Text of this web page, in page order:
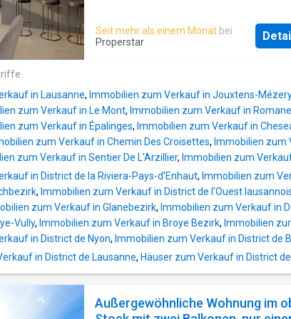
Komfort und Energieeffizienz
mit Photovoltaik-Paneelen und einem
Holzfassade, die so gestaltet wurde,
in die umliegende Landschaft einfügt,
Vegetation bepflanzt werden, was
Verbindung zur Natur schafft und die
die Landschaft verstärkt.Jede Villa
zwei Parkplätze und einen privaten
sowohl Ruhe als auch Sicherheit
weitere Informationen besuchen Sie
der Wohnanlage: rockwood-
Ihnen auch für weitere Informationen
und beantworten gerne Ihre Fragen
Seit mehr als einem Monat bei
Properstar
in Lausanne, Immobilien zum Verkauf in Jouxtens-Mézery
zum Verkauf in Le Mont, Immobilien zum Verkauf in Romanel
zum Verkauf in Épalinges, Immobilien zum Verkauf in
zum Verkauf in Chemin Des Croisettes, Immobilien zum
zum Verkauf in Sentier De L'Arzillier, Immobilien zum
in District de la Riviera-Pays-d’Enhaut, Immobilien zum
, Immobilien zum Verkauf in District de l'Ouest
zum Verkauf in Glanebezirk, Immobilien zum Verkauf in
Vully, Immobilien zum Verkauf in Broye Bezirk, Immobilien
in District de Nyon, Immobilien zum Verkauf in District de
in District de Lausanne, Häuser zum Verkauf in District
Außergewöhnliche Wohnung im